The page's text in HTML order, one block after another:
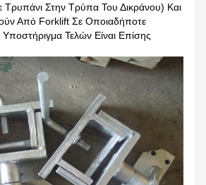
Στην Τρύπα Του Δικράνου) Και
Από Forklift Σε Οποιαδήποτε
Τελών Είναι Επίσης